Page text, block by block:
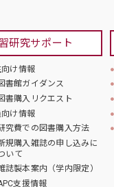
研究サポート
向け情報
書館ガイダンス
書購入リクエスト
け情報
究費での図書購入方法
規購入雑誌の申し込みに
いて
誌製本案内（学内限定）
支援情報